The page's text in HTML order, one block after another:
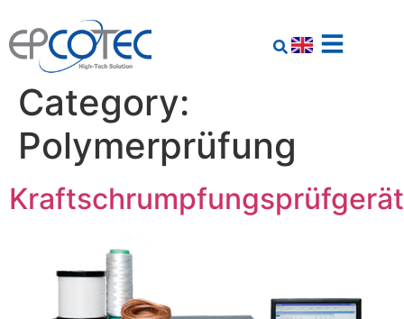
Category:
Polymerprüfung
Kraftschrumpfungsprüfgerät